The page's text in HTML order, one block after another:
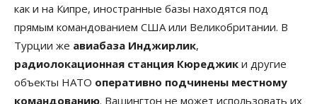
как и на Кипре, иностранные базы находятся под
прямым командованием США или Великобритании. В
Турции же авиабаза Инджирлик,
радиолокационная станция Кюреджик и другие
объекты НАТО оперативно подчинены местному
командованию. Вашингтон не может использовать их